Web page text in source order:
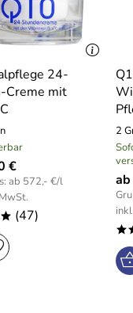
24-
Creme mit
€
ab 572,- €/l
(47)
2